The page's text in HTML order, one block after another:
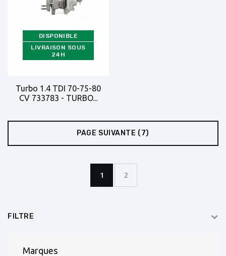
DISPONIBLE
LIVRAISON SOUS
24H
Turbo 1.4 TDI 70-75-80
CV 733783 - TURBO...
PAGE SUIVANTE (7)
1 2
FILTRE
Marques